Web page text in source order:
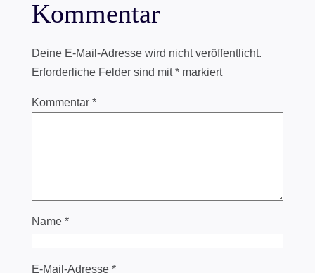
Kommentar
Deine E-Mail-Adresse wird nicht veröffentlicht.
Erforderliche Felder sind mit*markiert
Kommentar *
Name *
E-Mail-Adresse *